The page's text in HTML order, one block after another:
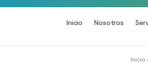
Inicio Nosotros
Inicio›